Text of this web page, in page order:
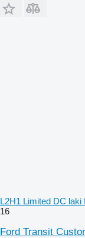
L2H1 Limited DC laki
16
Ford Transit